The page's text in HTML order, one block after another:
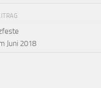
Juni 2018